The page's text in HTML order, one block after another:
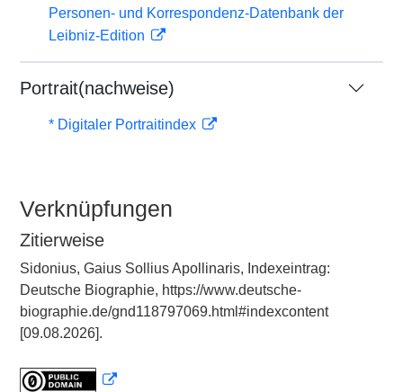
Personen- und Korrespondenz-Datenbank der
Leibniz-Edition
Portrait(nachweise)
* Digitaler Portraitindex
Verknüpfungen
Zitierweise
Sidonius, Gaius Sollius Apollinaris, Indexeintrag:
Deutsche Biographie, https://www.deutsche-
biographie.de/gnd118797069.html#indexcontent
[09.08.2026].